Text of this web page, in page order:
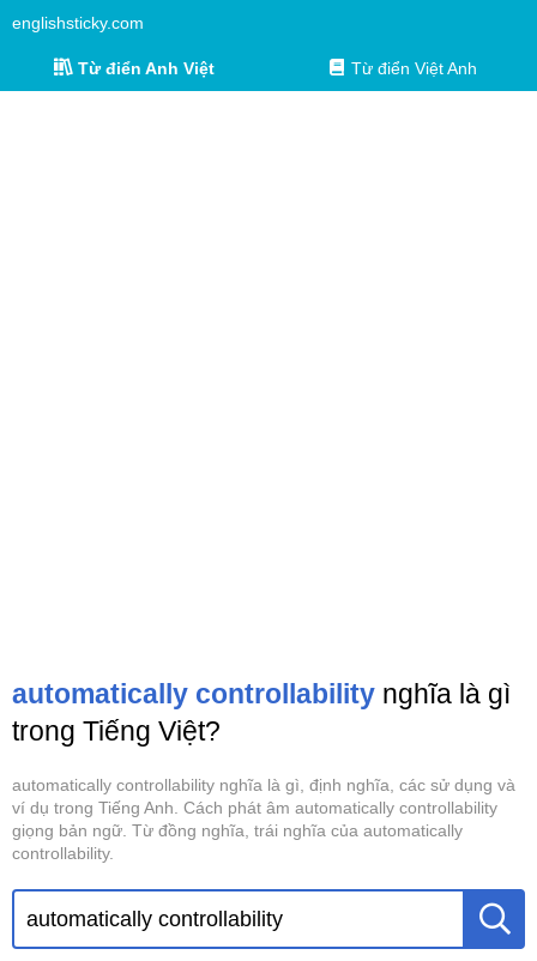
englishsticky.com
Từ điển Anh Việt Từ điển Việt Anh
automatically controllability nghĩa là gì
trong Tiếng Việt?
automatically controllability nghĩa là gì, định nghĩa, các sử dụng và
ví dụ trong Tiếng Anh. Cách phát âm automatically controllability
giọng bản ngữ. Từ đồng nghĩa, trái nghĩa của automatically
controllability.